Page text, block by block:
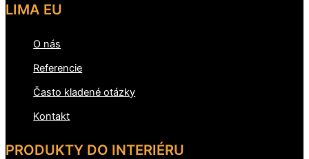
LIMA EU
O nás
Referencie
Často kladené otázky
Kontakt
PRODUKTY DO INTERIÉRU